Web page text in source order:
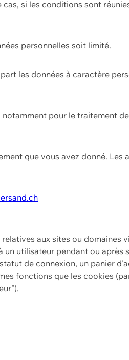
si les conditions sont
personnelles soit limité.
les données à caractère
pour le traitement
que vous avez donné.
aux sites ou domaines
utilisateur pendant ou après
de connexion, un panier
fonctions que les cookies